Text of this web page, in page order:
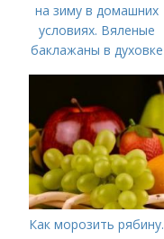
на зиму в домашних
условиях. Вяленые
баклажаны в духовке
зиму с фото в
домашних условиях
Как морозить рябину.